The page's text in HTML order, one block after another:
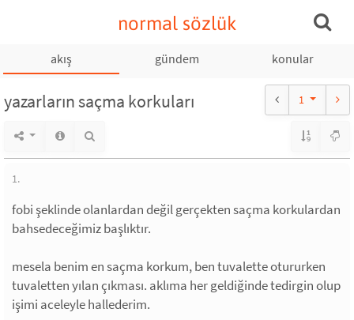
normal sözlük
akış gündem konular
yazarların saçma korkuları 1
1.
fobi şeklinde olanlardan değil gerçekten saçma korkulardan
bahsedeceğimiz başlıktır.
mesela benim en saçma korkum, ben tuvalette otururken
tuvaletten yılan çıkması. aklıma her geldiğinde tedirgin olup
işimi aceleyle hallederim.